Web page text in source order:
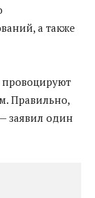
а также
Правильно,
заявил один